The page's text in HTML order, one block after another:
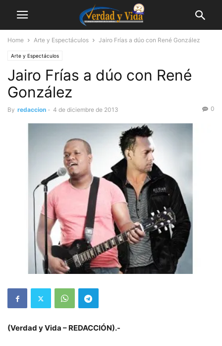
Home Arte y Espectáculos Jairo Frías a dúo con René González
Arte y Espectáculos
Jairo Frías a dúo con René
González
By redaccion - 4 de diciembre de 2013 0
(Verdad y Vida – REDACCIÓN).-